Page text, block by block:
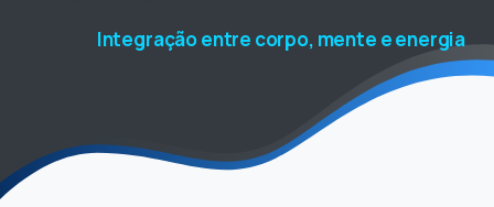
Abordagem natural e não invasiva